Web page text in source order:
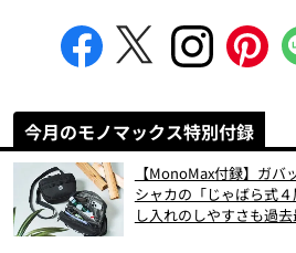
今月のモノマックス特別付録
【MonoMax付録】ガバ
シャカの「じゃばら式
し入れのしやすさも過